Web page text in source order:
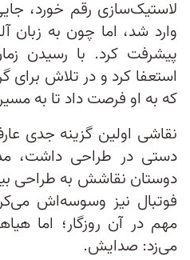
لاستیک‌سازی رقم خورد،
وارد شد، اما چون به زبان
پیشرفت کرد. با رسیدن
استعفا کرد و در تلاش برای
که به او فرصت داد تا به
نقاشی اولین گزینه‌ جدی
دستی در طراحی داشت،
دوستان نقاشش به طراحی
فوتبال نیز وسوسه‌اش
مهم در آن روزگار؛ اما
می‌زد: صدایش.